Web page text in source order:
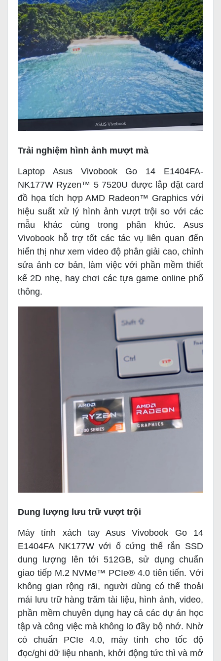
Trải nghiệm hình ảnh mượt mà
Laptop Asus Vivobook Go 14 E1404FA-
NK177W Ryzen™ 5 7520U được lắp đặt card
đồ họa tích hợp AMD Radeon™ Graphics với
hiệu suất xử lý hình ảnh vượt trội so với các
mẫu khác cùng trong phân khúc. Asus
Vivobook hỗ trợ tốt các tác vụ liên quan đến
hiển thị như xem video độ phân giải cao, chỉnh
sửa ảnh cơ bản, làm việc với phần mềm thiết
kế 2D nhẹ, hay chơi các tựa game online phổ
thông.
Dung lượng lưu trữ vượt trội
Máy tính xách tay Asus Vivobook Go 14
E1404FA NK177W với ổ cứng thể rắn SSD
dung lượng lên tới 512GB, sử dụng chuẩn
giao tiếp M.2 NVMe™ PCIe® 4.0 tiên tiến. Với
không gian rộng rãi, người dùng có thể thoải
mái lưu trữ hàng trăm tài liệu, hình ảnh, video,
phần mềm chuyên dụng hay cả các dự án học
tập và công việc mà không lo đầy bộ nhớ. Nhờ
có chuẩn PCIe 4.0, máy tính cho tốc độ
đọc/ghi dữ liệu nhanh, khởi động tức thì và mở